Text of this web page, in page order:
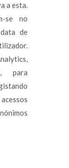
a esta.
se no
de
para